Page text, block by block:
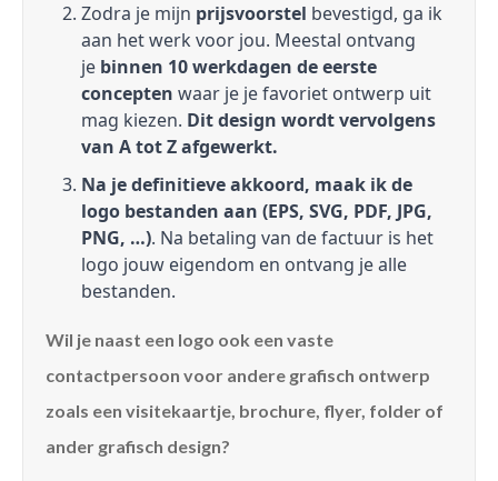
Zodra je mijn prijsvoorstel bevestigd, ga ik
aan het werk voor jou. Meestal ontvang
je binnen 10 werkdagen de eerste
concepten waar je je favoriet ontwerp uit
mag kiezen. Dit design wordt vervolgens
van A tot Z afgewerkt.
Na je definitieve akkoord, maak ik de
logo bestanden aan (EPS, SVG, PDF, JPG,
PNG, …). Na betaling van de factuur is het
logo jouw eigendom en ontvang je alle
bestanden.
Wil je naast een logo ook een vaste
contactpersoon voor andere grafisch ontwerp
zoals een visitekaartje, brochure, flyer, folder of
ander grafisch design?